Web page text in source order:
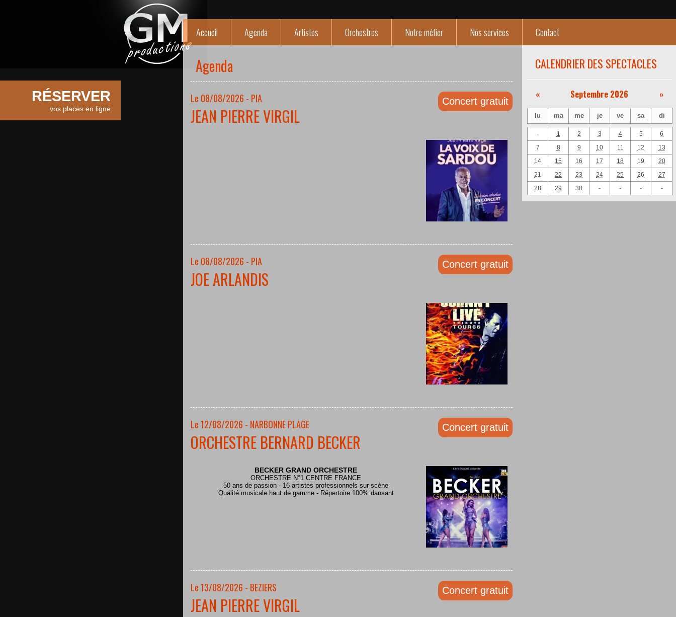
RÉSERVER
vos places en ligne
Accueil Agenda Artistes Orchestres Notre métier Nos services Contact
Agenda
Le 08/08/2026 - PIA
JEAN PIERRE VIRGIL
Concert gratuit
Le 08/08/2026 - PIA
JOE ARLANDIS
Concert gratuit
Le 12/08/2026 - NARBONNE PLAGE
ORCHESTRE BERNARD BECKER
Concert gratuit
BECKER GRAND ORCHESTRE
ORCHESTRE N°1 CENTRE FRANCE
50 ans de passion - 16 artistes professionnels sur scène
Qualité musicale haut de gamme - Répertoire 100% dansant
Le 13/08/2026 - BEZIERS
JEAN PIERRE VIRGIL
Concert gratuit
CALENDRIER DES SPECTACLES
« Septembre 2026 »
lu ma me je ve sa di
- 1 2 3 4 5
6
7
8 9 10 11 12
13
14
15 16 17 18 19
20
21
22 23 24 25 26
27
28
29 30 - - - -